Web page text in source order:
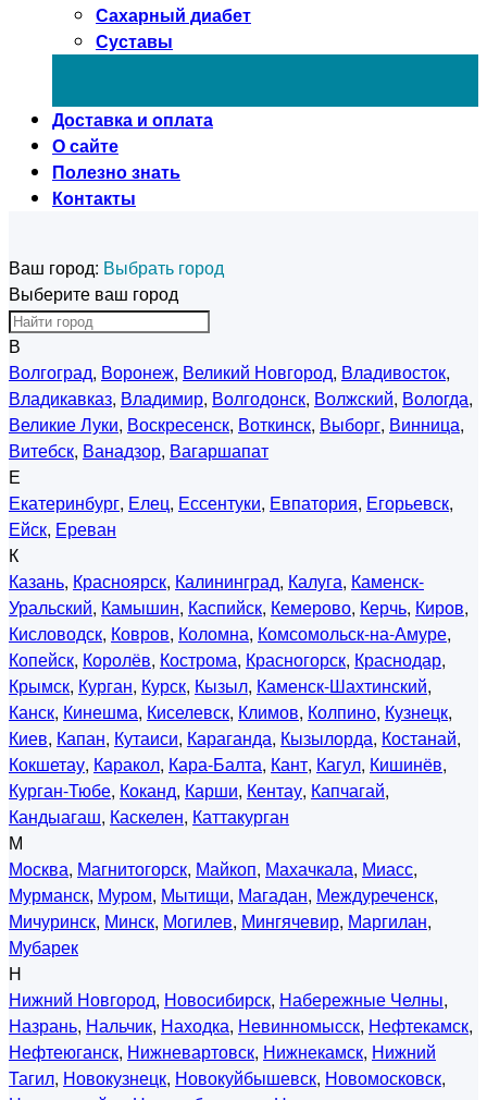
Сахарный диабет
Суставы
Доставка и оплата
О сайте
Полезно знать
Контакты
Ваш город: Выбрать город
Выберите ваш город
В
Волгоград, Воронеж, Великий Новгород, Владивосток,
Владикавказ, Владимир, Волгодонск, Волжский, Вологда,
Великие Луки, Воскресенск, Воткинск, Выборг, Винница,
Витебск, Ванадзор, Вагаршапат
Е
Екатеринбург, Елец, Ессентуки, Евпатория, Егорьевск,
Ейск, Ереван
К
Казань, Красноярск, Калининград, Калуга, Каменск-
Уральский, Камышин, Каспийск, Кемерово, Керчь, Киров,
Кисловодск, Ковров, Коломна, Комсомольск-на-Амуре,
Копейск, Королёв, Кострома, Красногорск, Краснодар,
Крымск, Курган, Курск, Кызыл, Каменск-Шахтинский,
Канск, Кинешма, Киселевск, Климов, Колпино, Кузнецк,
Киев, Капан, Кутаиси, Караганда, Кызылорда, Костанай,
Кокшетау, Каракол, Кара-Балта, Кант, Кагул, Кишинёв,
Курган-Тюбе, Коканд, Карши, Кентау, Капчагай,
Кандыагаш, Каскелен, Каттакурган
М
Москва, Магнитогорск, Майкоп, Махачкала, Миасс,
Мурманск, Муром, Мытищи, Магадан, Междуреченск,
Мичуринск, Минск, Могилев, Мингячевир, Маргилан,
Мубарек
Н
Нижний Новгород, Новосибирск, Набережные Челны,
Назрань, Нальчик, Находка, Невинномысск, Нефтекамск,
Нефтеюганск, Нижневартовск, Нижнекамск, Нижний
Тагил, Новокузнецк, Новокуйбышевск, Новомосковск,